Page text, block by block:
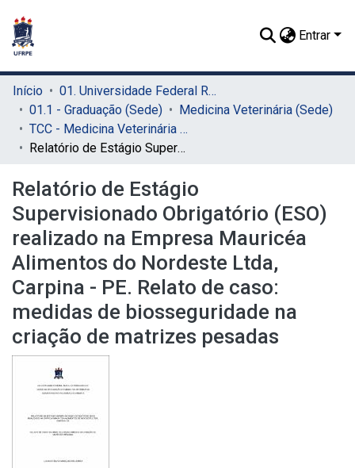
Entrar
Início
01. Universidade Federal Rural de Pernambuco - UFRPE (Sede)
01.1 - Graduação (Sede)
Medicina Veterinária (Sede)
TCC - Medicina Veterinária (Sede)
Relatório de Estágio Supervisionado Obrigatório (ESO) realizado na Empresa Mauricéa Alimentos do Nordeste Ltda, Carpina - PE. Relato de caso: medidas de biosseguridade na criação de matrizes pesadas
Relatório de Estágio
Supervisionado Obrigatório (ESO)
realizado na Empresa Mauricéa
Alimentos do Nordeste Ltda,
Carpina - PE. Relato de caso:
medidas de biosseguridade na
criação de matrizes pesadas